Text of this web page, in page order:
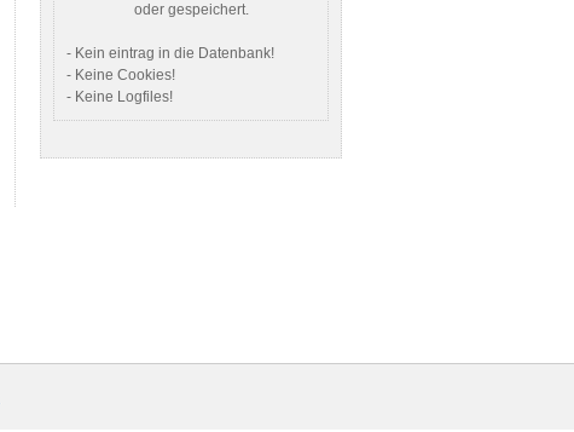
oder gespeichert.
- Kein eintrag in die Datenbank!
- Keine Cookies!
- Keine Logfiles!